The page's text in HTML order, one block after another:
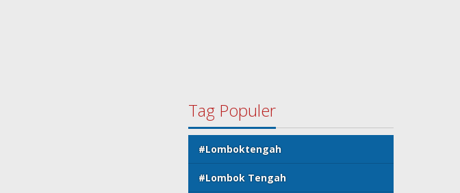
Tag Populer
#Lomboktengah
#Lombok Tengah